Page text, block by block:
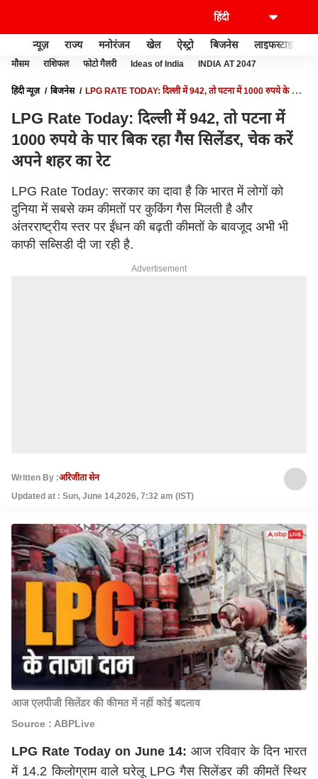
न्यूज़ राज्य मनोरंजन खेल ऐस्ट्रो बिजनेस लाइफस्टाइल
मौसम राशिफल फोटो गैलरी Ideas of India INDIA AT 2047
हिंदी न्यूज़ बिजनेस
LPG RATE TODAY: दिल्ली में 942, तो पटना में 1000 रुपये के पार
LPG Rate Today: दिल्ली में 942, तो पटना में
1000 रुपये के पार बिक रहा गैस सिलेंडर, चेक करें
अपने शहर का रेट
LPG Rate Today: सरकार का दावा है कि भारत में लोगों को
दुनिया में सबसे कम कीमतों पर कुकिंग गैस मिलती है और
अंतरराष्ट्रीय स्तर पर ईंधन की बढ़ती कीमतों के बावजूद अभी भी
काफी सब्सिडी दी जा रही है.
Advertisement
Written By :अरिजीता सेन
Updated at : Sun, June 14,2026, 7:32 am (IST)
आज एलपीजी सिलेंडर की कीमत में नहीं कोई बदलाव
Source : ABPLive
LPG Rate Today on June 14:आज रविवार के दिन भारत
में 14.2 किलोग्राम वाले घरेलू LPG गैस सिलेंडर की कीमतें स्थिर